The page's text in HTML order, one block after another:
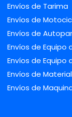
Envíos de Tarima
Envíos de
Envíos de
Envíos de Equipo
Envíos de
Envíos de
Envíos de